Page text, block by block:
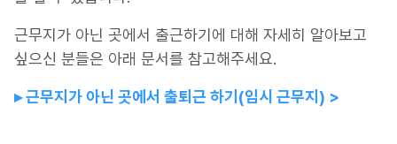
근무지가 아닌 곳에서 출근하기에 대해 자세히 알아보고
싶으신 분들은 아래 문서를 참고해주세요.
▸ 근무지가 아닌 곳에서 출퇴근 하기(임시 근무지) >